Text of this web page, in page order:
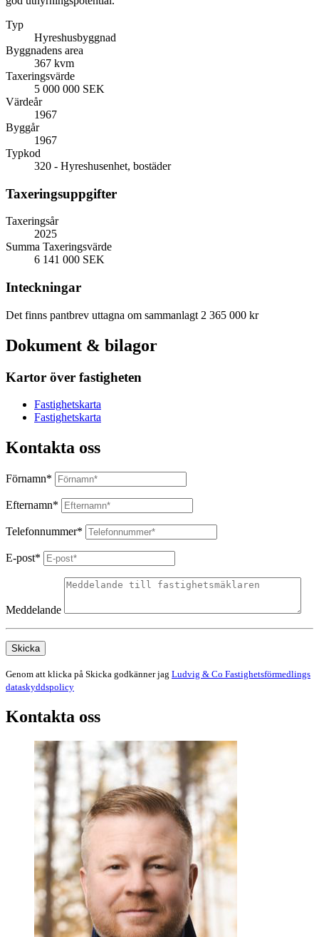
Typ
Hyreshusbyggnad
Byggnadens area
367 kvm
Taxeringsvärde
5 000 000 SEK
Värdeår
1967
Byggår
1967
Typkod
320 - Hyreshusenhet, bostäder
Taxeringsuppgifter
Taxeringsår
2025
Summa Taxeringsvärde
6 141 000 SEK
Inteckningar
Det finns pantbrev uttagna om sammanlagt 2 365 000 kr
Dokument & bilagor
Kartor över fastigheten
Fastighetskarta
Fastighetskarta
Kontakta oss
Förnamn*
Efternamn*
Telefonnummer*
E-post*
Meddelande
Skicka
Genom att klicka på Skicka godkänner jag Ludvig & Co Fastighetsförmedlings
dataskyddspolicy
Kontakta oss